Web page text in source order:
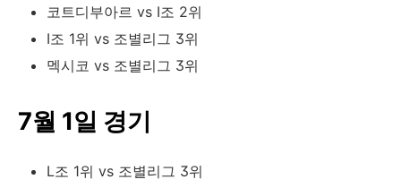
코트디부아르 vs I조 2위
I조 1위 vs 조별리그 3위
멕시코 vs 조별리그 3위
7월 1일 경기
L조 1위 vs 조별리그 3위